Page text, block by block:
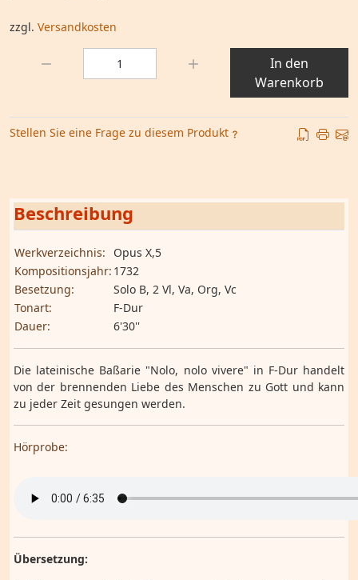
zzgl. Versandkosten
In den
Warenkorb
Stellen Sie eine Frage zu diesem Produkt
Beschreibung
Werkverzeichnis:
Opus X,5
Kompositionsjahr: 1732
Besetzung:
Solo B, 2 Vl, Va, Org, Vc
Tonart:
F-Dur
Dauer:
6'30''
Die lateinische Baßarie "Nolo, nolo vivere" in F-Dur handelt
von der brennenden Liebe des Menschen zu Gott und kann
zu jeder Zeit gesungen werden.
Hörprobe:
Übersetzung: